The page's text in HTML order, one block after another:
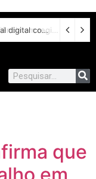
Lei aumenta penas para violência sexual digital contra crianças e adolescentes e endurece punições
que